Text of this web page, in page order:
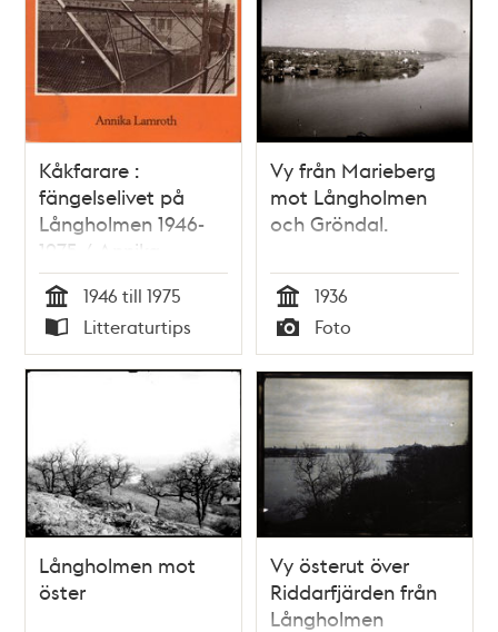
Kåkfarare :
fängelselivet på
Långholmen 1946-
1975 / Annika
Lamroth
Tid
1946 till 1975
Typ
Litteraturtips
Vy från Marieberg
mot Långholmen
och Gröndal.
Tid
1936
Typ
Foto
Långholmen mot
öster
Vy österut över
Riddarfjärden från
Långholmen